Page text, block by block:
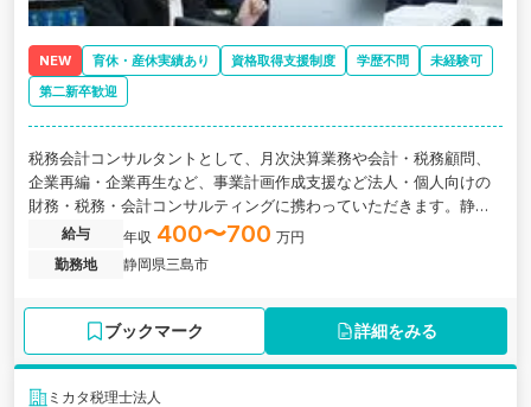
NEW 育休・産休実績あり 資格取得支援制度 学歴不問
未経験可
第二新卒歓迎
税務会計コンサルタントとして、月次決算業務や会計・税務顧問、
企業再編・企業再生など、事業計画作成支援など法人・個人向けの
財務・税務・会計コンサルティングに携わっていただきます。静岡
県三島市にある、中小企業オーナーに特化したコンサルを強みとす
る税理士法人の求人です。
給与 年収 400〜700 万円
勤務地
静岡県三島市
ブックマーク 詳細をみる
ミカタ税理士法人